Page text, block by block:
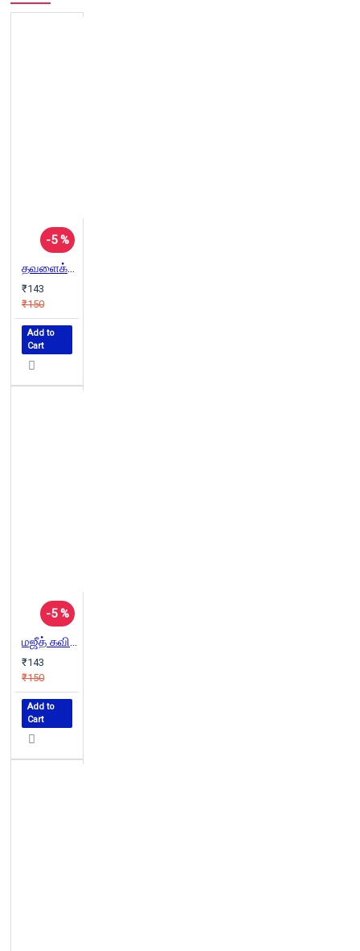
-5 %
தவளைக்கல் சிறுமி
₹143
₹150
Add to
Cart
-5 %
மஜீத் கவிதைகள்
₹143
₹150
Add to
Cart